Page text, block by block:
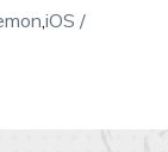
iOS /